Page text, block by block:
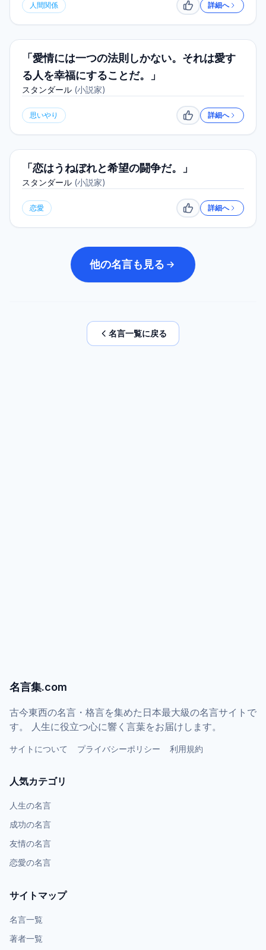
人間関係 いいね詳細へ
「愛情には一つの法則しかない。それは愛す
る人を幸福にすることだ。」
スタンダール (小説家)
思いやり いいね詳細へ
「恋はうねぼれと希望の闘争だ。」
スタンダール (小説家)
恋愛 いいね詳細へ
他の名言も見る
名言一覧に戻る
名言集.com
古今東西の名言・格言を集めた日本最大級の名言サイトで
す。 人生に役立つ心に響く言葉をお届けします。
サイトについて プライバシーポリシー 利用規約
人気カテゴリ
人生の名言
成功の名言
友情の名言
恋愛の名言
サイトマップ
名言一覧
著者一覧